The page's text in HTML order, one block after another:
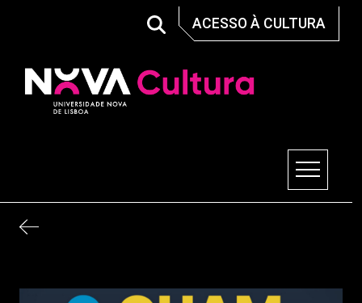
ACESSO À CULTURA